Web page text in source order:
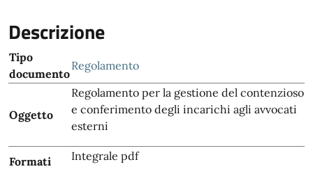
Descrizione
Tipo
documento
Regolamento
Oggetto
Regolamento per la gestione del contenzioso
e conferimento degli incarichi agli avvocati
esterni
Formati Integrale pdf